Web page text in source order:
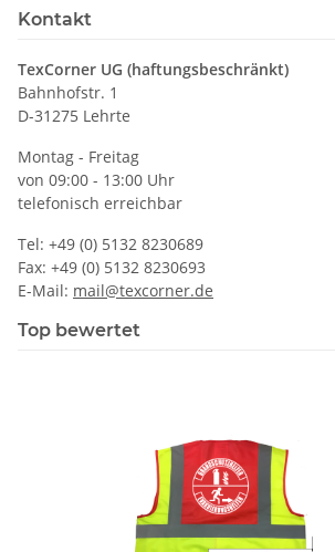
Kontakt
TexCorner UG (haftungsbeschränkt)
Bahnhofstr. 1
D-31275 Lehrte
Montag - Freitag
von 09:00 - 13:00 Uhr
telefonisch erreichbar
Tel: +49 (0) 5132 8230689
Fax: +49 (0) 5132 8230693
E-Mail: mail@texcorner.de
Top bewertet